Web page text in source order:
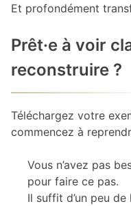
Et profondément
Prêt·e à voir
reconstruire ?
Téléchargez votre
commencez à
Vous n’avez pas
pour faire ce pas.
Il suffit d’un peu